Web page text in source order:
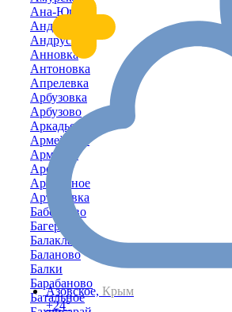
Азовское, Крым
+24°
Ана-Юрт
Андреевка
Андрусово
Анновка
Антоновка
Апрелевка
Арбузовка
Арбузово
Аркадьевка
Армейское
Армянск
Аромат
Ароматное
Артёмовка
Бабенково
Багерово
Балаклава
Баланово
Балки
Барабаново
Батальное